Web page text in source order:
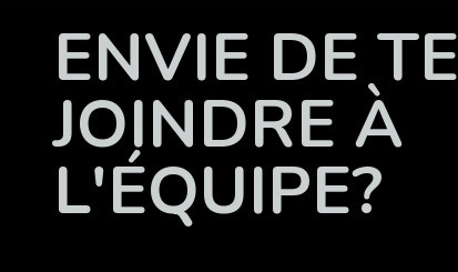
ENVIE DE TE
JOINDRE À
L'ÉQUIPE?